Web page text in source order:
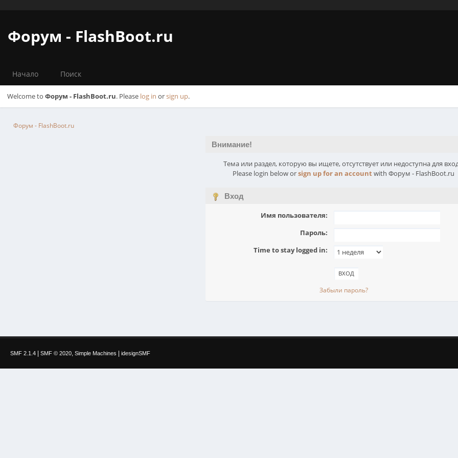
Форум - FlashBoot.ru
Начало Поиск
Welcome to Форум - FlashBoot.ru. Please log in orsign up.
Форум - FlashBoot.ru
Внимание!
Тема или раздел, которую вы ищете, отсутствует или недоступна для
Please login below orsign up for an accountwith Форум - FlashBoot.ru
Вход
Имя пользователя:
Пароль:
Time to stay logged in:
Забыли пароль?
SMF 2.1.4 SMF © 2020, Simple Machines idesignSMF